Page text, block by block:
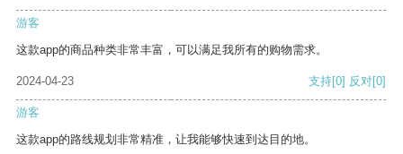
游客
这款app的商品种类非常丰富，可以满足我所有的购物需求。
2024-04-23 支持[0] 反对[0]
游客
这款app的路线规划非常精准，让我能够快速到达目的地。